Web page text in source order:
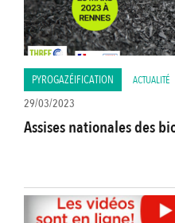
PYROGAZÉIFICATION ACTUALITÉ
29/03/2023
Assises nationales des